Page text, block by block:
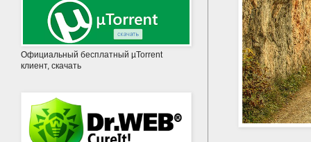
Официальный бесплатный µTorrent
клиент, скачать